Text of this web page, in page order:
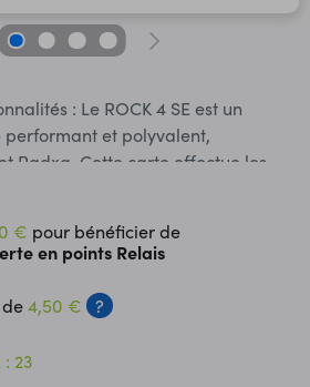
4 SE est un
et polyvalent,
effectue les
bureautique, navigation
de montages avec
actionneurs complémentaires. Il
alimentation, sans clavier, ni
but de diminuer le coût et de
matériel de récupération.
€ pour bénéficier de
en points Relais
4,50 € ?
23